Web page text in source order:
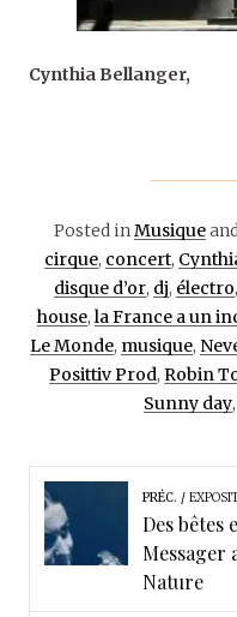
Cynthia Bellanger,
Posted inMusique
cirque, concert,
disque d’or, dj, électro,
house,la France a un
Le Monde, musique,
Posittiv Prod, Robin
Sunny day,
PRÉC.
Des bêtes
Messager
Nature